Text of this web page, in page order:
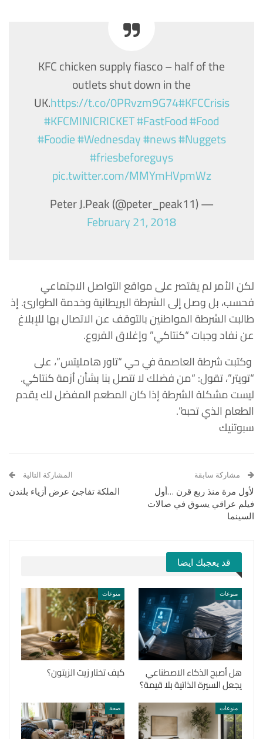
KFC chicken supply fiasco – half of the
outlets shut down in the
UK.https://t.co/0PRvzm9G74#KFCCrisis
#KFCMINICRICKET#FastFood#Food
#Foodie#Wednesday#news#Nuggets
#friesbeforeguys
pic.twitter.com/MMYmHVpmWz
— Peter J.Peak (@peter_peak11)
February 21, 2018
لكن الأمر لم يقتصر على مواقع التواصل الاجتماعي
فحسب، بل وصل إلى الشرطة البريطانية وخدمة الطوارئ. إذ
طالبت الشرطة المواطنين بالتوقف عن الاتصال بها للإبلاغ
عن نفاد وجبات “كنتاكي” وإغلاق الفروع.
وكتبت شرطة العاصمة في حي “تاور هامليتس”، على
“تويتر”، تقول: “من فضلك لا تتصل بنا بشأن أزمة كنتاكي.
ليست مشكلة الشرطة إذا كان المطعم المفضل لك يقدم
الطعام الذي تحبه”.
سبوتنيك
مشاركة سابقة
لأول مرة منذ ربع قرن …أول
فيلم عراقي يسوق في صالات
السينما
المشاركة التالية
الملكة تفاجئ عرض أزياء بلندن
قد يعجبك ايضا
منوعات
هل أصبح الذكاء الاصطناعي
يجعل السيرة الذاتية بلا قيمة؟
منوعات
كيف تختار زيت الزيتون؟
منوعات صحة